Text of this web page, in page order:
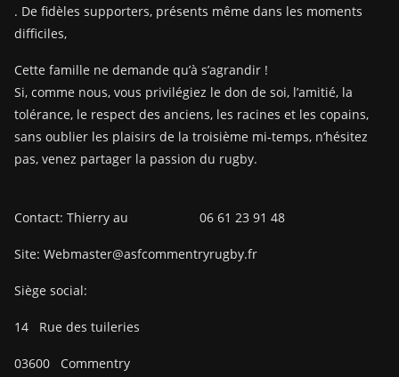
. De fidèles supporters, présents même dans les moments
difficiles,
Cette famille ne demande qu’à s’agrandir !
Si, comme nous, vous privilégiez le don de soi, l’amitié, la
tolérance, le respect des anciens, les racines et les copains,
sans oublier les plaisirs de la troisième mi-temps, n’hésitez
pas, venez partager la passion du rugby.
Contact: Thierry au 06 61 23 91 48
Site: Webmaster@asfcommentryrugby.fr
Siège social:
14 Rue des tuileries
03600 Commentry